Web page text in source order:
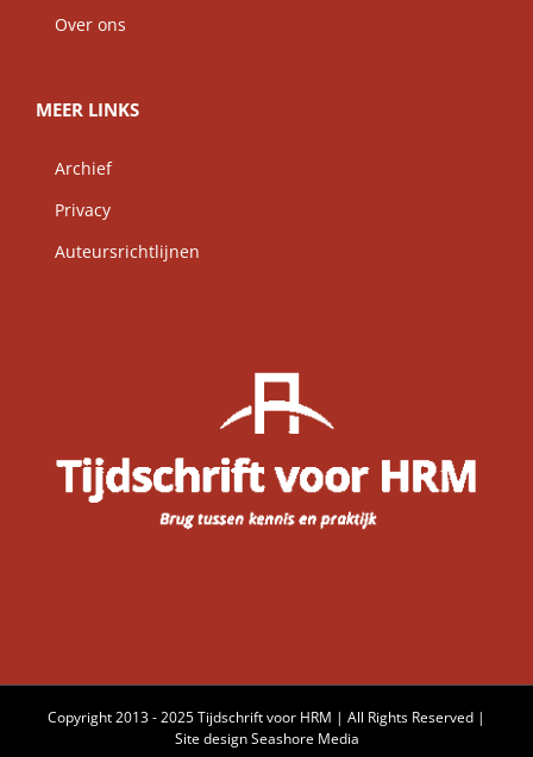
Over ons
MEER LINKS
Archief
Privacy
Auteursrichtlijnen
Copyright 2013 - 2025 Tijdschrift voor HRM | All Rights Reserved |
Site designSeashore Media